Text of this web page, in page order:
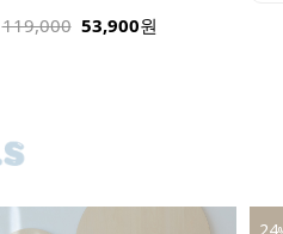
189,000 75,900원